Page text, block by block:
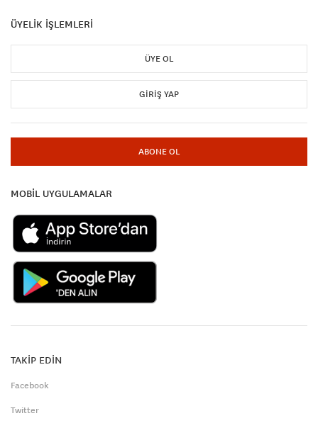
ÜYELİK İŞLEMLERİ
ÜYE OL
GIRIŞ YAP
ABONE OL
MOBİL UYGULAMALAR
TAKİP EDİN
Facebook
Twitter